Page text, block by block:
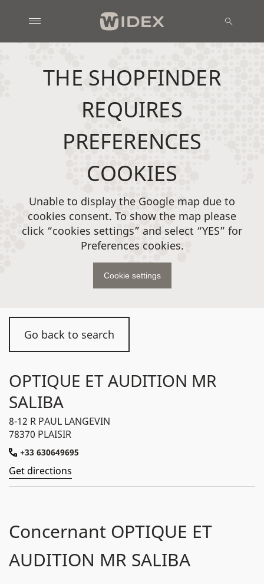
Go back to search
OPTIQUE ET AUDITION MR
SALIBA
8-12 R PAUL LANGEVIN
78370 PLAISIR
+33 630649695
Get directions
Concernant OPTIQUE ET
AUDITION MR SALIBA
THE SHOPFINDER
REQUIRES
PREFERENCES
COOKIES
Unable to display the Google map due to
cookies consent. To show the map please
click “cookies settings” and select “YES” for
Preferences cookies.
Cookie settings